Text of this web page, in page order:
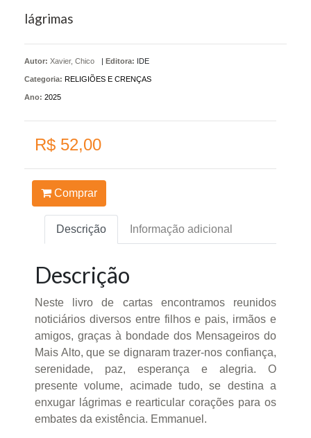
lágrimas
Autor: Xavier, Chico Editora: IDE
Categoria: RELIGIÕES E CRENÇAS
Ano: 2025
R$ 52,00
Comprar
Descrição Informação adicional
Descrição
Neste livro de cartas encontramos reunidos
noticiários diversos entre filhos e pais, irmãos e
amigos, graças à bondade dos Mensageiros do
Mais Alto, que se dignaram trazer-nos confiança,
serenidade, paz, esperança e alegria. O
presente volume, acimade tudo, se destina a
enxugar lágrimas e rearticular corações para os
embates da existência. Emmanuel.